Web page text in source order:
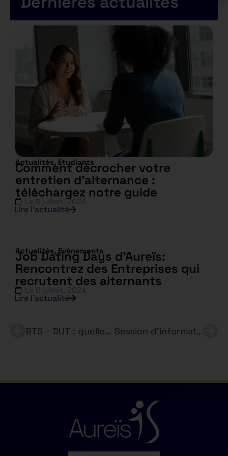
Actualités, Etudiants
Comment décrocher votre
entretien d’alternance :
téléchargez notre guide
8 juillet, 2024
Lire l’actualité
Actualités,Evènements
Job Dating Days d’Aureïs:
Rencontrez des Entreprises qui
recrutent des alternants
Lire l’actualité
BTS – DUT : quelles différences ? Session d’information Mercredi 18 Avril 2018 ,